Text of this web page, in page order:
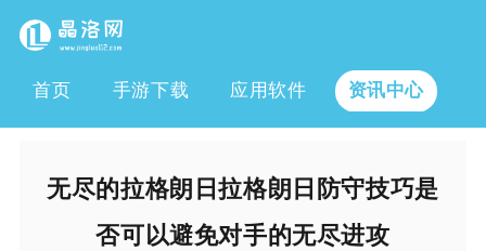
首页 手游下载 应用软件 资讯中心
无尽的拉格朗日拉格朗日防守技巧是
否可以避免对手的无尽进攻